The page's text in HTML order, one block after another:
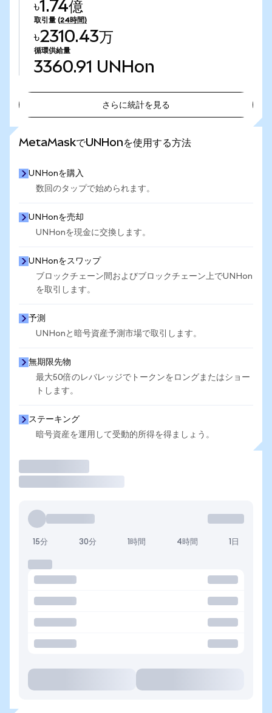
৳1.74億
取引量 (24時間)
৳2310.43万
循環供給量
3360.91 UNHon
さらに統計を見る
MetaMaskでUNHonを使用する方法
UNHonを購入
数回のタップで始められます。
UNHonを売却
UNHonを現金に交換します。
UNHonをスワップ
ブロックチェーン間およびブロックチェーン上でUNHon
を取引します。
予測
UNHonと暗号資産予測市場で取引します。
無期限先物
最大50倍のレバレッジでトークンをロングまたはショー
トします。
ステーキング
暗号資産を運用して受動的所得を得ましょう。
15分 30分 1時間 4時間 1日